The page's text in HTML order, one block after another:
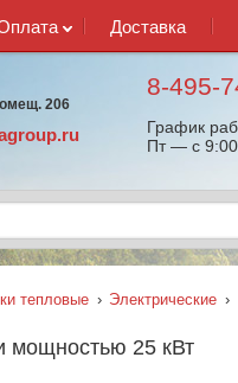
Доставка
206
8-495-
График
Пт — с
тепловые › Электрические ›
мощностью 25 кВт